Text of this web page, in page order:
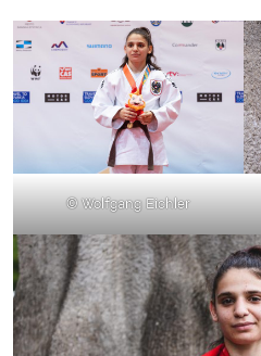
© Wolfgang Eichler